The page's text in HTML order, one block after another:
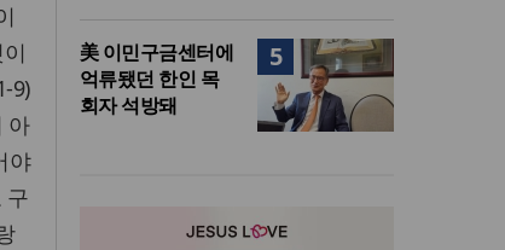
9)
아
야
구
5
美 이민구금센터에
억류됐던 한인 목
회자 석방돼